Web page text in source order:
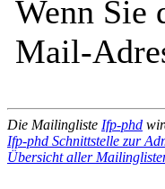
Wenn Sie
Mail-
Die Mailingliste Ifp-phd
Ifp-phd Schnittstelle zur
Übersicht aller